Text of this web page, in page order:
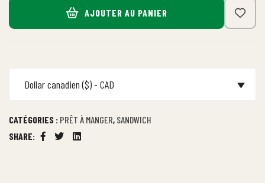
AJOUTER AU PANIER
Dollar canadien ($) - CAD
CATÉGORIES : PRÊT À MANGER, SANDWICH
SHARE:
Facebook
TwitterLinkedin